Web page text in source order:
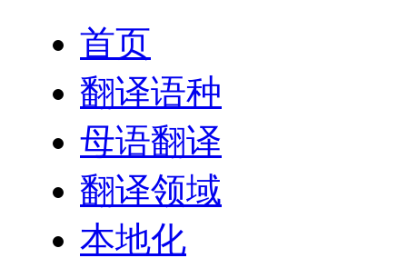
首页
翻译语种
母语翻译
翻译领域
本地化